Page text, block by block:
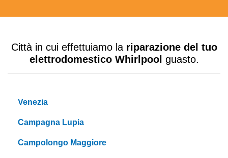
Città in cui effettuiamo la riparazione del tuo
elettrodomestico Whirlpool guasto.
Venezia
Campagna Lupia
Campolongo Maggiore